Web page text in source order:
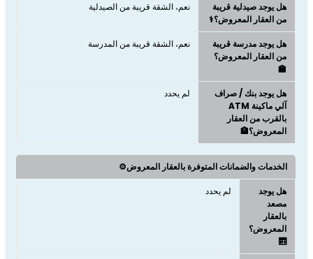
هل يوجد صيدلية قريبة
من العقار المعروض؟⚕️
نعم، الشقة قريبة من الصيدلية
هل يوجد مدرسة قريبة
من العقار المعروض؟
🏫
نعم، الشقة قريبة من المدرسة
هل يوجد بنك / صراف
آلي ماكينة ATM
بالقرب من العقار
المعروض؟🏦
لم يحدد
الخدمات والضمانات المتوفرة بالعقار المعروض⚙️
هل يوجد
مصعد
بالعقار
المعروض؟
🛗
لم يحدد